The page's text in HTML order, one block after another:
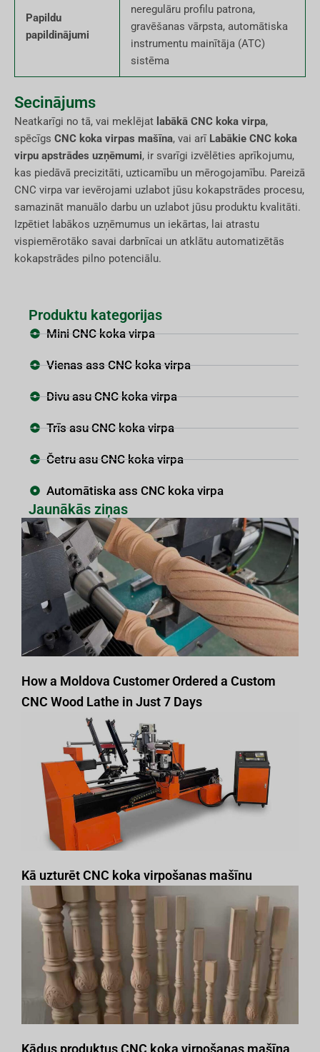
Papildu
papildinājumi
neregulāru profilu patrona,
gravēšanas vārpsta, automātiska
instrumentu mainītāja (ATC)
sistēma
Secinājums
Neatkarīgi no tā, vai meklējat labākā CNC koka virpa,
spēcīgs CNC koka virpas mašīna, vai arī Labākie CNC koka
virpu apstrādes uzņēmumi, ir svarīgi izvēlēties aprīkojumu,
kas piedāvā precizitāti, uzticamību un mērogojamību. Pareizā
CNC virpa var ievērojami uzlabot jūsu kokapstrādes procesu,
samazināt manuālo darbu un uzlabot jūsu produktu kvalitāti.
Izpētiet labākos uzņēmumus un iekārtas, lai atrastu
vispiemērotāko savai darbnīcai un atklātu automatizētās
kokapstrādes pilno potenciālu.
Produktu kategorijas
Mini CNC koka virpa
Vienas ass CNC koka virpa
Divu asu CNC koka virpa
Trīs asu CNC koka virpa
Četru asu CNC koka virpa
Automātiska ass CNC koka virpa
Jaunākās ziņas
How a Moldova Customer Ordered a Custom
CNC Wood Lathe in Just 7 Days
Kā uzturēt CNC koka virpošanas mašīnu